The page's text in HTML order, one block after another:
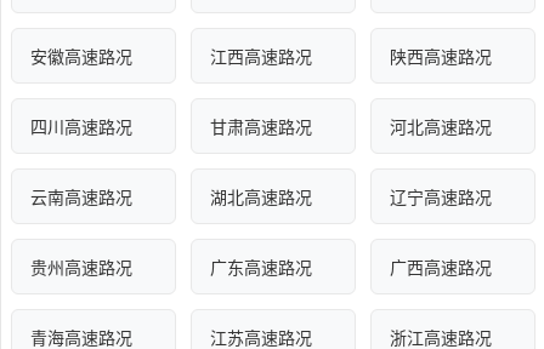
安徽高速路况 江西高速路况 陕西高速路况
四川高速路况 甘肃高速路况 河北高速路况
云南高速路况 湖北高速路况 辽宁高速路况
贵州高速路况 广东高速路况 广西高速路况
青海高速路况 江苏高速路况 浙江高速路况